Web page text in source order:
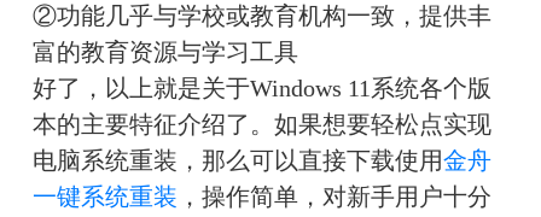
②功能几乎与学校或教育机构一致，提供丰
富的教育资源与学习工具
好了，以上就是关于Windows 11系统各个版
本的主要特征介绍了。如果想要轻松点实现
电脑系统重装，那么可以直接下载使用金舟
一键系统重装 ，操作简单，对新手用户十分